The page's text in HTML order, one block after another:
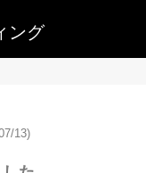
ング
13)